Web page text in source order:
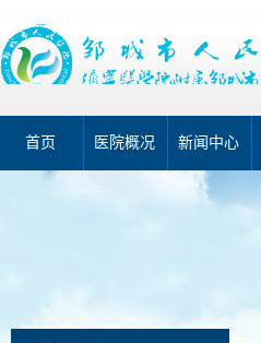
首页 医院概况 新闻中心